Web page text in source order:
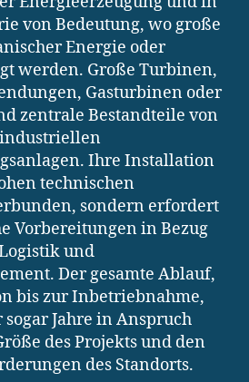
von Bedeutung, wo große
Energie oder
werden. Große Turbinen,
Gasturbinen oder
zentrale Bestandteile von
Ihre Installation
technischen
sondern erfordert
Vorbereitungen in Bezug
und
Der gesamte Ablauf,
bis zur Inbetriebnahme,
Jahre in Anspruch
des Projekts und den
des Standorts.